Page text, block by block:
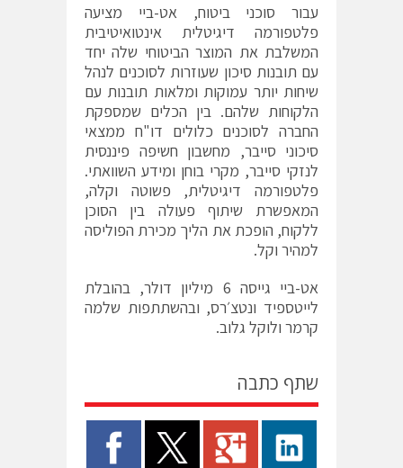
עבור סוכני ביטוח, אט-ביי מציעה
פלטפורמה דיגיטלית אינטואיטיבית
המשלבת את המוצר הביטוחי שלה יחד
עם תובנות סיכון שעוזרות לסוכנים לנהל
שיחות יותר עמוקות ומלאות תובנות עם
הלקוחות שלהם. בין הכלים שמספקת
החברה לסוכנים כלולים דו"ח ממצאי
סיכוני סייבר, מחשבון חשיפה פיננסית
לנזקי סייבר, מקרי בוחן ומידע השוואתי.
פלטפורמה דיגיטלית, פשוטה וקלה,
המאפשרת שיתוף פעולה בין הסוכן
ללקוח, הופכת את הליך מכירת הפוליסה
למהיר וקל.
אט-ביי גייסה 6 מיליון דולר, בהובלת
לייטספיד ונטצ׳רס, ובהשתתפות שלמה
קרמר ולוקל גלוב.
שתף כתבה